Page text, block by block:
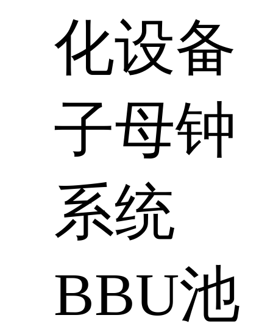
化设备
子母钟
系统
BBU池